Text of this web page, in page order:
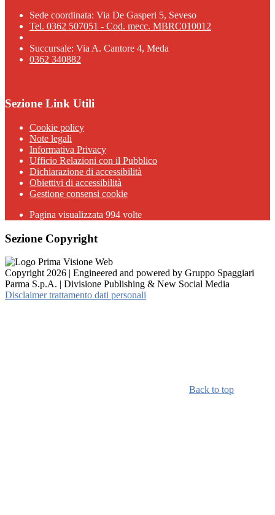
Sede coordinata: Via De Gasperi 5, Seveso
Tel. 0362 507051 - Cod. mecc. MBRC010012
Succursale: Via A. Cantore 4, Meda
0362 340882
Sezione Link Utili
Cookie policy
Note legali
Informativa Privacy
Ufficio Relazioni con il Pubblico
Dichiarazione di accessibilità
Obiettivi di accessibilità
Gestione consensi cookie
Pagina visualizzata 994 volte
Sezione Copyright
Copyright 2026 | Engineered and powered by Gruppo Spaggiari
Parma S.p.A. | Divisione Publishing & New Social Media
Disclaimer trattamento dati personali
Back to top